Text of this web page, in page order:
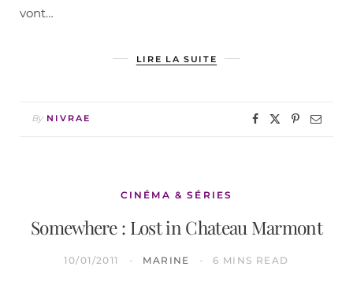
vont…
LIRE LA SUITE
By NIVRAE
CINÉMA & SÉRIES
Somewhere : Lost in Chateau Marmont
10/01/2011 MARINE 6 MINS READ